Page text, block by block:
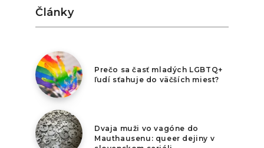
Články
Prečo sa časť mladých LGBTQ+
ľudí sťahuje do väčších miest?
Dvaja muži vo vagóne do
Mauthausenu: queer dejiny v